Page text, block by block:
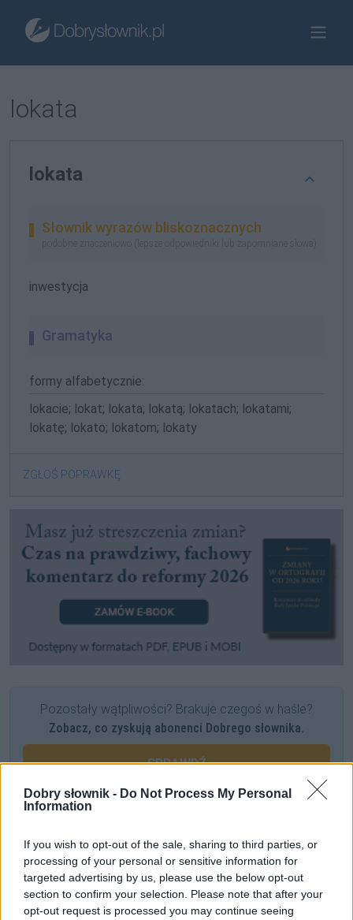
Dobry słownik - Do Not Process My Personal
Information
If you wish to opt-out of the sale, sharing to third parties, or
processing of your personal or sensitive information for
targeted advertising by us, please use the below opt-out
section to confirm your selection. Please note that after your
opt-out request is processed you may continue seeing
lokata
lokata
Słownik wyrazów bliskoznacznych
podobne znaczeniowo (lepsze odpowiedniki lub zapomniane słowa)
inwestycja
Gramatyka
formy alfabetycznie:
lokacie; lokat; lokata; lokatą; lokatach; lokatami;
lokatę; lokato; lokatom; lokaty
ZGŁOŚ POPRAWKĘ
Pozostały wątpliwości? Brakuje czegoś w haśle?
Zobacz, co zyskują abonenci Dobrego słownika.
SPRAWDŹ
Problemy z rodzajem gramatycznym
Ortografia:w porzoczy wporzo?
O szyku słówkajednak